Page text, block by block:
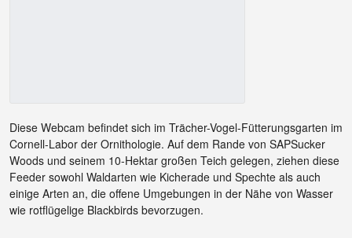
Diese Webcam befindet sich im Trächer-Vogel-Fütterungsgarten im
Cornell-Labor der Ornithologie. Auf dem Rande von SAPSucker
Woods und seinem 10-Hektar großen Teich gelegen, ziehen diese
Feeder sowohl Waldarten wie Kicherade und Spechte als auch
einige Arten an, die offene Umgebungen in der Nähe von Wasser
wie rotflügelige Blackbirds bevorzugen.